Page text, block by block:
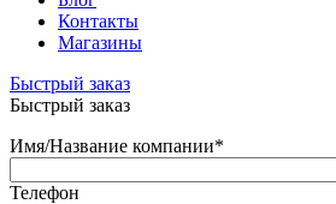
Контакты
Магазины
Быстрый заказ
Быстрый заказ
Имя/Название компании*
Телефон